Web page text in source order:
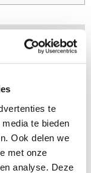
te
te bieden
Ook delen we
met onze
analyse. Deze
dealer